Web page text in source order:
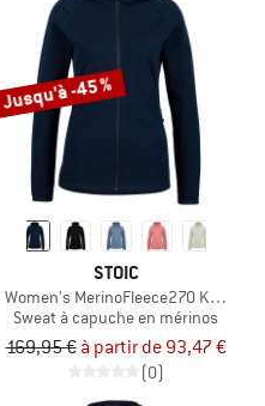
Jusqu'à -45 %
STOIC
Women's MerinoFleece270
Sweat à capuche en mérinos
169,95 € à partir de 93,47 €
(0)